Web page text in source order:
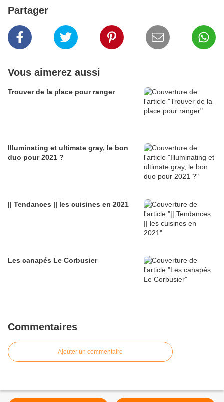
Partager
Vous aimerez aussi
Trouver de la place pour ranger
Illuminating et ultimate gray, le bon
duo pour 2021 ?
|| Tendances || les cuisines en 2021
Les canapés Le Corbusier
Commentaires
Ajouter un commentaire